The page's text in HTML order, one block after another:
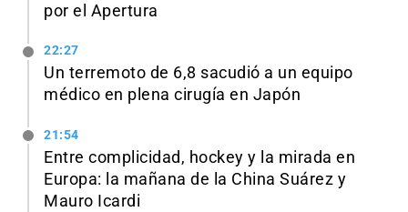
por el Apertura
22:27
Un terremoto de 6,8 sacudió a un equipo
médico en plena cirugía en Japón
21:54
Entre complicidad, hockey y la mirada en
Europa: la mañana de la China Suárez y
Mauro Icardi